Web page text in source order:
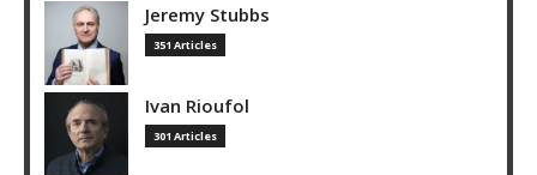
Jeremy Stubbs
351 Articles
Ivan Rioufol
301 Articles